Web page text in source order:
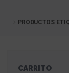
PRODUCTOS
CARRITO